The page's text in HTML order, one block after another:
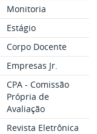
Monitoria
Estágio
Corpo Docente
Empresas Jr.
CPA - Comissão
Própria de
Avaliação
Revista Eletrônica